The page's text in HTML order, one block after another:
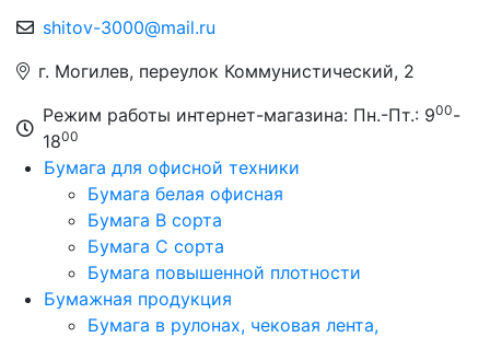
shitov-3000@mail.ru
г. Могилев, переулок Коммунистический, 2
Режим работы интернет-магазина: Пн.-Пт.: 900-
1800
Бумага для офисной техники
Бумага белая офисная
Бумага B сорта
Бумага C сорта
Бумага повышенной плотности
Бумажная продукция
Бумага в рулонах, чековая лента,